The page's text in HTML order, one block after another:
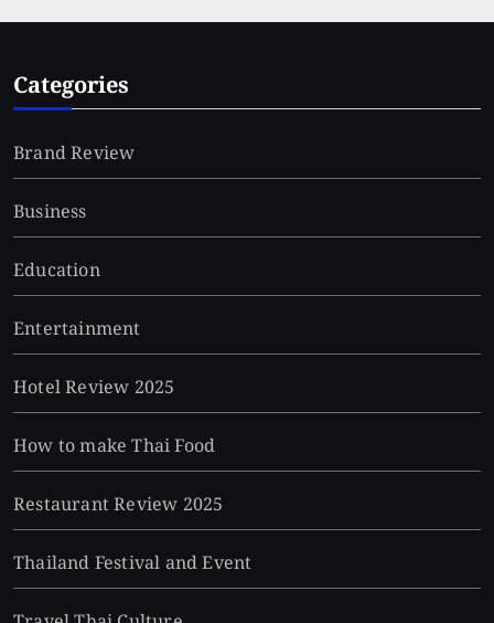
Categories
Brand Review
Business
Education
Entertainment
Hotel Review 2025
How to make Thai Food
Restaurant Review 2025
Thailand Festival and Event